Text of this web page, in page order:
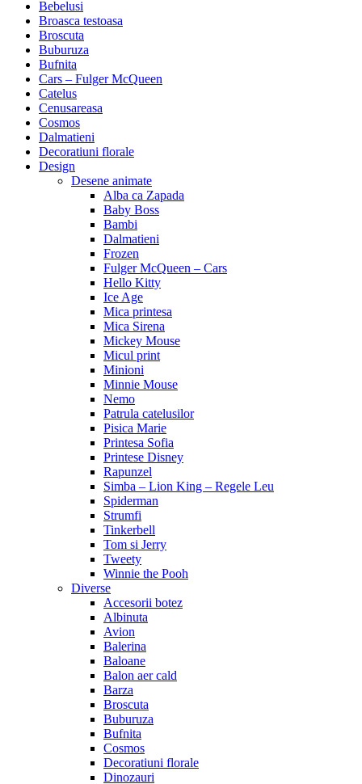
Bebelusi
Broasca testoasa
Broscuta
Buburuza
Bufnita
Cars – Fulger McQueen
Catelus
Cenusareasa
Cosmos
Dalmatieni
Decoratiuni florale
Design
Desene animate
Alba ca Zapada
Baby Boss
Bambi
Dalmatieni
Frozen
Fulger McQueen – Cars
Hello Kitty
Ice Age
Mica printesa
Mica Sirena
Mickey Mouse
Micul print
Minioni
Minnie Mouse
Nemo
Patrula catelusilor
Pisica Marie
Printesa Sofia
Printese Disney
Rapunzel
Simba – Lion King – Regele Leu
Spiderman
Strumfi
Tinkerbell
Tom si Jerry
Tweety
Winnie the Pooh
Diverse
Accesorii botez
Albinuta
Avion
Balerina
Baloane
Balon aer cald
Barza
Broscuta
Buburuza
Bufnita
Cosmos
Decoratiuni florale
Dinozauri